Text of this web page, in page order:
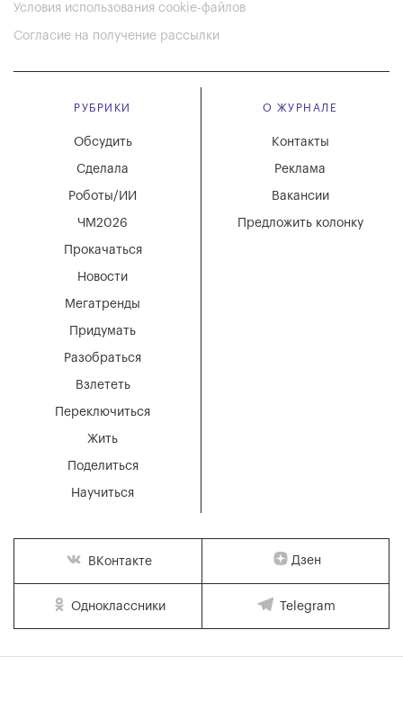
Условия использования cookie-файлов
Согласие на получение рассылки
РУБРИКИ
Мегатренды
Придумать
Разобраться
Взлететь
Новости
Переключиться
Жить
Поделиться
Научиться
Обсудить
Сделала
Роботы/ИИ
ЧМ2026
Прокачаться
О ЖУРНАЛЕ
Вакансии
Реклама
Контакты
Предложить колонку
ВКонтакте Дзен
Одноклассники Telegram